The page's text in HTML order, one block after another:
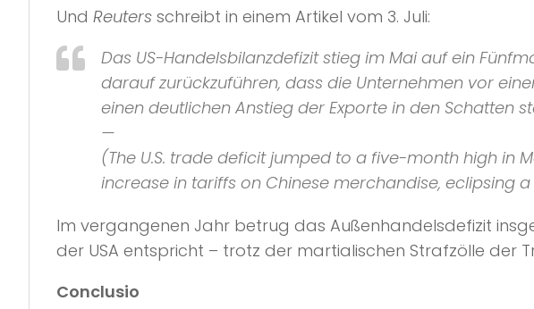
Und Reuters schreibt in einem Artikel vom 3. Juli:
Das US-Handelsbilanzdefizit stieg im Mai auf ein
darauf zurückzuführen, dass die Unternehmen vor
einen deutlichen Anstieg der Exporte in den Schatten
—
(The U.S. trade deficit jumped to a five-month high in
increase in tariffs on Chinese merchandise, eclipsing
Im vergangenen Jahr betrug das Außenhandelsdefizit
der USA entspricht – trotz der martialischen Strafzölle der
Conclusio